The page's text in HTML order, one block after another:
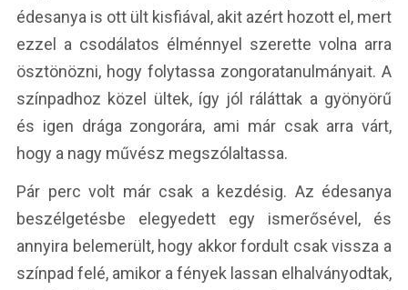
édesanya is ott ült kisfiával, akit azért hozott el, mert
ezzel a csodálatos élménnyel szerette volna arra
ösztönözni, hogy folytassa zongoratanulmányait. A
színpadhoz közel ültek, így jól ráláttak a gyönyörű
és igen drága zongorára, ami már csak arra várt,
hogy a nagy művész megszólaltassa.
Pár perc volt már csak a kezdésig. Az édesanya
beszélgetésbe elegyedett egy ismerősével, és
annyira belemerült, hogy akkor fordult csak vissza a
színpad felé, amikor a fények lassan elhalványodtak,